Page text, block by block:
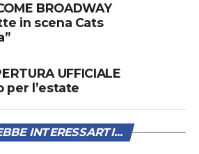
BROADWAY
in scena Cats
UFFICIALE
per l’estate
INTERESSARTI...